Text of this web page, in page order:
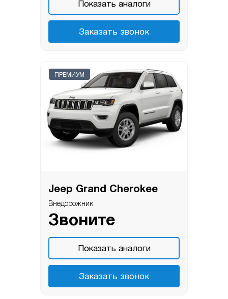
Показать аналоги
Заказать звонок
ПРЕМИУМ
Jeep Grand Cherokee
Внедорожник
Звоните
Показать аналоги
Заказать звонок